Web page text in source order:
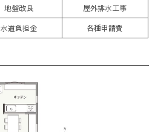
地盤改良 屋外排水工事
水道負担金 各種申請費